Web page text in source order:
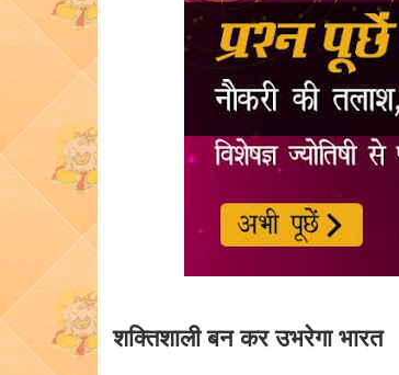
शक्तिशाली बन कर उभरेगा भारत